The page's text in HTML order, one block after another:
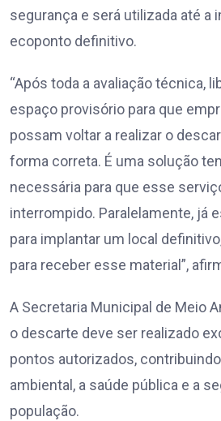
segurança e será utilizada até a
ecoponto definitivo.
“Após toda a avaliação técnica,
espaço provisório para que
possam voltar a realizar o
forma correta. É uma solução
necessária para que esse
interrompido. Paralelamente, já
para implantar um local
para receber esse material”,
A Secretaria Municipal de Meio
o descarte deve ser realizado
pontos autorizados,
ambiental, a saúde pública e a
população.